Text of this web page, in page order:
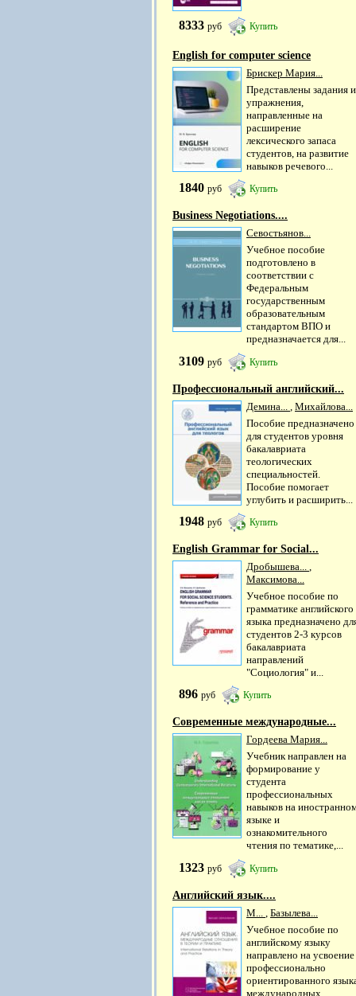
8333 руб Купить
Еnglish for computer science
Брискер Мария...
Представлены задания и
упражнения,
направленные на
расширение
лексического запаса
студентов, на развитие
навыков речевого...
1840 руб Купить
Business Negotiations....
Севостьянов...
Учебное пособие
подготовлено в
соответствии с
Федеральным
государственным
образовательным
стандартом ВПО и
предназначается для...
3109 руб Купить
Профессиональный английский...
Демина...
Михайлова...
Пособие предназначено
для студентов уровня
бакалавриата
теологических
специальностей.
Пособие помогает
углубить и расширить...
1948 руб Купить
English Grammar for Social...
Дробышева...
Максимова...
Учебное пособие по
грамматике английского
языка предназначено
студентов 2-3 курсов
бакалавриата
направлений
"Социология" и...
896 руб Купить
Современные международные...
Гордеева Мария...
Учебник направлен на
формирование у
студента
профессиональных
навыков на
языке и
ознакомительного
чтения по тематике,...
1323 руб Купить
Английский язык....
М...
Базылева...
Учебное пособие по
английскому языку
направлено на усвоение
профессионально
ориентированного
международных